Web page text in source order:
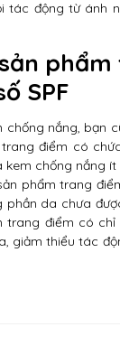
tác động từ ánh
SPF
chống nắng, bạn
điểm có
chống nắng ít
phẩm trang
phần da chưa
trang điểm có chỉ
giảm thiểu tác